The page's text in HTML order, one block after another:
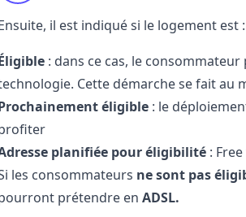
il est indiqué si le logement est :
: dans ce cas, le
Cette démarche se fait au
éligible: le
planifiée pour éligibilité:
les consommateurs ne sont pas
prétendre en ADSL.